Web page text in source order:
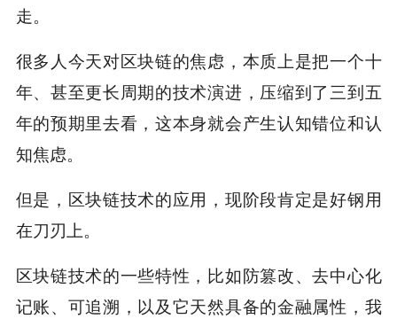
走。
很多人今天对区块链的焦虑，本质上是把一个十
年、甚至更长周期的技术演进，压缩到了三到五
年的预期里去看，这本身就会产生认知错位和认
知焦虑。
但是，区块链技术的应用，现阶段肯定是好钢用
在刀刃上。
区块链技术的一些特性，比如防篡改、去中心化
记账、可追溯，以及它天然具备的金融属性，我